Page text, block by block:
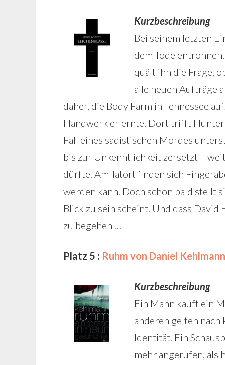
Kurzbeschreibung
Bei seinem letzten
dem Tode
quält ihn die Frage,
alle neuen Aufträge
daher, die Body Farm in Tennessee
Handwerk erlernte. Dort trifft Hunter
Fall eines sadistischen Mordes
bis zur Unkenntlichkeit zersetzt –
dürfte. Am Tatort finden sich
werden kann. Doch schon bald stellt
Blick zu sein scheint. Und dass
zu begehen …
Platz 5 : Ruhm von Daniel Kehlmann
Kurzbeschreibung
Ein Mann kauft ein
anderen gelten
Identität. Ein
mehr angerufen, als